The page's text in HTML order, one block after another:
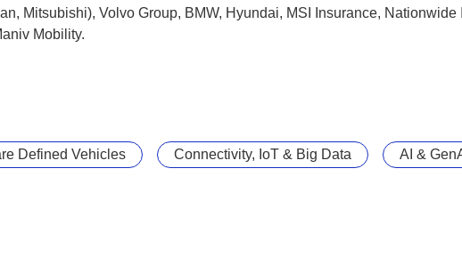
Mitsubishi), Volvo Group, BMW, Hyundai, MSI Insurance,
Mobility.
Defined Vehicles Connectivity, IoT & Big Data AI &